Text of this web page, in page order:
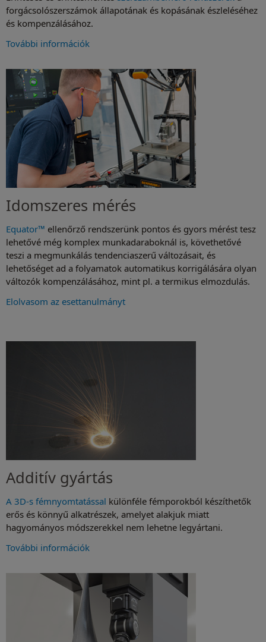
forgácsolószerszámok állapotának és kopásának észleléséhez
és kompenzálásához.
További információk
Idomszeres mérés
Equator™ ellenőrző rendszerünk pontos és gyors mérést tesz
lehetővé még komplex munkadaraboknál is, követhetővé
teszi a megmunkálás tendenciaszerű változásait, és
lehetőséget ad a folyamatok automatikus korrigálására olyan
változók kompenzálásához, mint pl. a termikus elmozdulás.
Elolvasom az esettanulmányt
Additív gyártás
A 3D-s fémnyomtatással különféle fémporokból készíthetők
erős és könnyű alkatrészek, amelyet alakjuk miatt
hagyományos módszerekkel nem lehetne legyártani.
További információk